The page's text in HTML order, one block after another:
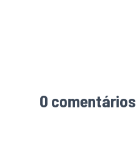
0 comentários